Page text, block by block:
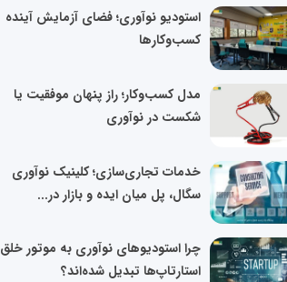
استودیو نوآوری؛ فضای آزمایش آینده
کسب‌وکارها
مدل کسب‌وکار؛ راز پنهان موفقیت یا
شکست در نوآوری
خدمات تجاری‌سازی؛ کلینیک نوآوری
سگال، پل میان ایده و بازار در...
چرا استودیوهای نوآوری به موتور خلق
استارتاپ‌ها تبدیل شده‌اند؟